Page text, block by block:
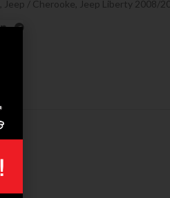
Jeep / Cherooke Jeep Liberty 2008/